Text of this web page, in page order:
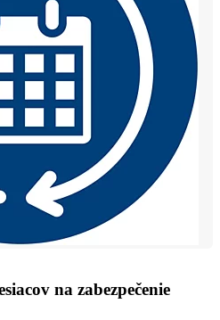
na zabezpečenie